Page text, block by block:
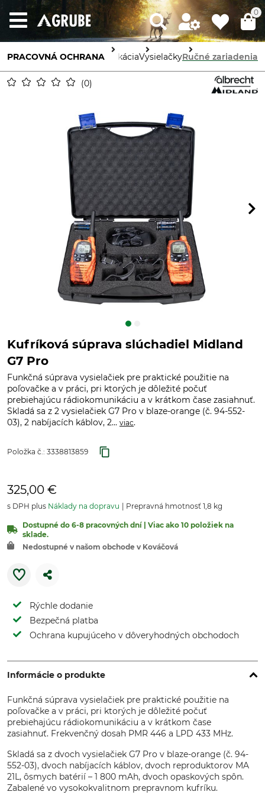
0
PRACOVNÁ OCHRANAKomunikáciaVysielačkyRučné zariadenia
0
Kufríková súprava slúchadiel Midland
G7 Pro
Funkčná súprava vysielačiek pre praktické použitie na
poľovačke a v práci, pri ktorých je dôležité počuť
prebiehajúcu rádiokomunikáciu a v krátkom čase zasiahnuť.
Skladá sa z 2 vysielačiek G7 Pro v blaze-orange (č. 94-552-
03), 2 nabíjacích káblov, 2... viac.
Položka č.: 3338813859
325,00 €
s DPH plus Náklady na dopravu Prepravná hmotnosť 1,8 kg
Dostupné do 6-8 pracovných dní | Viac ako 10 položiek na
sklade.
Nedostupné v našom obchode v Kováčová
Rýchle dodanie
Bezpečná platba
Ochrana kupujúceho v dôveryhodných obchodoch
Informácie o produkte
Funkčná súprava vysielačiek pre praktické použitie na
poľovačke a v práci, pri ktorých je dôležité počuť
prebiehajúcu rádiokomunikáciu a v krátkom čase
zasiahnuť. Frekvenčný dosah PMR 446 a LPD 433 MHz.
Skladá sa z dvoch vysielačiek G7 Pro v blaze-orange (č. 94-
552-03), dvoch nabíjacích káblov, dvoch reproduktorov MA
21L, ôsmych batérií – 1 800 mAh, dvoch opaskových spôn.
Zabalené vo vysokokvalitnom prepravnom kufríku.